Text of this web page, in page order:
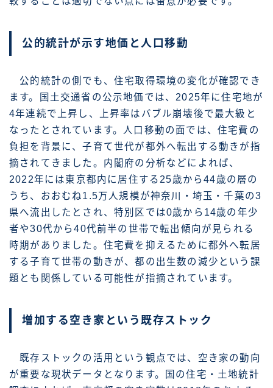
公的統計が示す地価と人口移動
公的統計の側でも、住宅取得環境の変化が確認でき
ます。国土交通省の公示地価では、2025年に住宅地が
4年連続で上昇し、上昇率はバブル崩壊後で最大級と
なったとされています。人口移動の面では、住宅費の
負担を背景に、子育て世代が都外へ転出する動きが指
摘されてきました。内閣府の分析などによれば、
2022年には東京都内に居住する25歳から44歳の層の
うち、おおむね1.5万人規模が神奈川・埼玉・千葉の3
県へ流出したとされ、特別区では0歳から14歳の年少
者や30代から40代前半の世帯で転出傾向が見られる
時期がありました。住宅費を抑えるために都外へ転居
する子育て世帯の動きが、都の出生数の減少という課
題とも関係している可能性が指摘されています。
増加する空き家という既存ストック
既存ストックの活用という観点では、空き家の動向
が重要な現状データとなります。国の住宅・土地統計